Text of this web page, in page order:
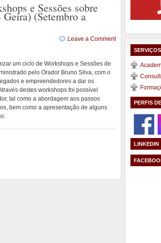
e Sessões sobre
(Setembro a
Leave a Comment
um ciclo de Workshops e Sessões de
pelo Orador Bruno Silva, com o
e empreendedores a dar os
destes workshops foi possível
tal como a abordagem aos passos
bem como a apresentação de alguns
PERFIS
LINKEDIN